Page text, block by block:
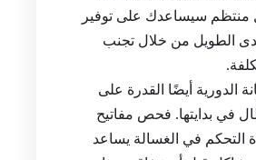
منتظم سيساعدك على توفير
الطويل من خلال تجنب
الدورية أيضًا القدرة على
في بدايتها. فحص مفاتيح
التحكم في الغسالة يساعد